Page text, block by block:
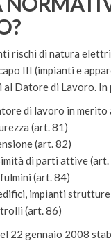
rischi di natura
III (impianti e
Datore di Lavoro.
di lavoro in
(art. 81)
(art. 82)
di parti attive (art.
(art. 84)
impianti
(art. 86)
22 gennaio 2008